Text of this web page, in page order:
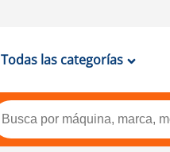
Todas las categorías